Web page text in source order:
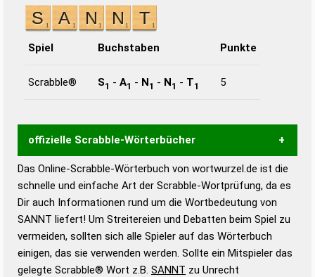
Spiel Buchstaben Punkte
Scrabble® S1 - A1 - N1 - N1 - T1 5
offizielle Scrabble-Wörterbücher
Wortwurzel liefert mit Hilfe eines semantischen
Wortanalyse-Algorithmus gute Anhaltspunkte zu
Wortbedeutung, Worttrennung und Wortform, um die
Gültigkeit eines Wortes für das Scrabble-Spiel zu
bestimmen!
zugelassene Turnier Scrabble-
Wörterbücher sind:
Das Online-Scrabble-Wörterbuch von wortwurzel.de ist die
schnelle und einfache Art der Scrabble-Wortprüfung, da es
Dir auch Informationen rund um die Wortbedeutung von
SANNT liefert! Um Streitereien und Debatten beim Spiel zu
vermeiden, sollten sich alle Spieler auf das Wörterbuch
einigen, das sie verwenden werden. Sollte ein Mitspieler das
gelegte Scrabble® Wort z.B. SANNT zu Unrecht